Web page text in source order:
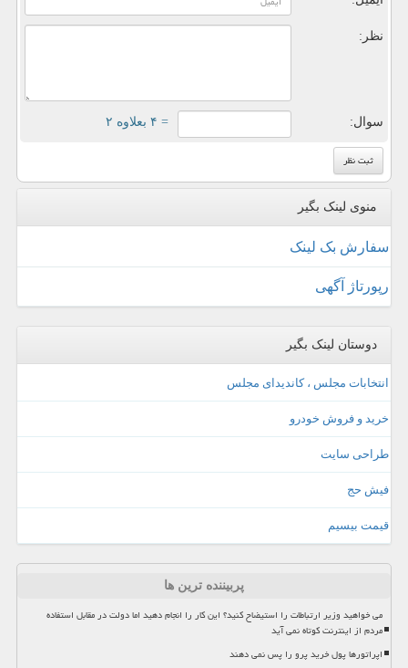
نظر:
سوال: = ۴ بعلاوه ۲
منوی لینک بگیر
سفارش بک لینک
رپورتاژ آگهی
دوستان لینک بگیر
انتخابات مجلس ، کاندیدای مجلس
خرید و فروش خودرو
طراحی سایت
فیش حج
قیمت بیسیم
پربیننده ترین ها
می خواهید وزیر ارتباطات را استیضاح کنید؟ این کار را انجام دهید اما دولت در مقابل استفاده
مردم از اینترنت کوتاه نمی آید
اپراتورها پول خرید پرو را پس نمی دهند